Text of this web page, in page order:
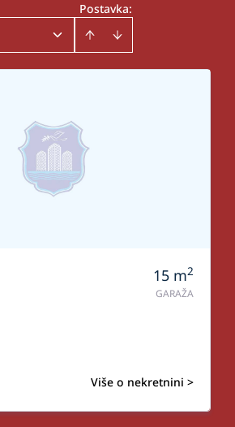
Postavka:
15 m2
GARAŽA
Više o nekretnini >